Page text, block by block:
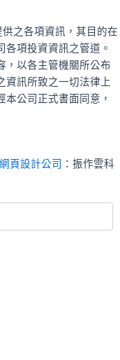
之各項資訊，其目的在
項投資資訊之管道。
，以各主管機關所公布
資訊所致之一切法律上
公司正式書面同意，
網頁設計公司 ：振作雲科